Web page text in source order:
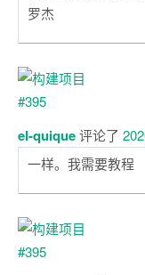
罗杰
el-quique评论了
一样。我需要教程